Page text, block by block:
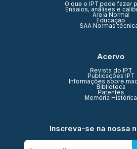
O que o IPT pode fazer
Ensaios, análises e
Areia Normal
Educação
SAA Normas
Acervo
Revista do IPT
Publicações IPT
Informações sobre
Biblioteca
Patentes
Memória Histórica
Inscreva-se na nossa